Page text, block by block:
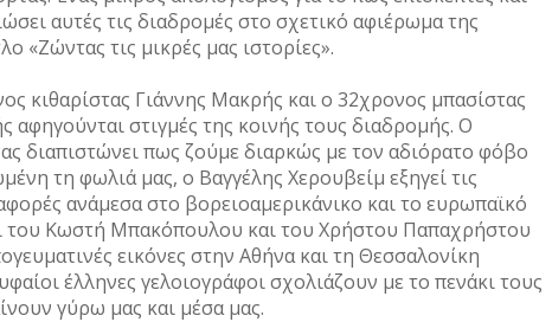
αυτές τις διαδρομές στο σχετικό αφιέρωμα της
«Ζώντας τις μικρές μας ιστορίες».
κιθαρίστας Γιάννης Μακρής και ο 32χρονος μπασίστας
αφηγούνται στιγμές της κοινής τους διαδρομής. Ο
διαπιστώνει πως ζούμε διαρκώς με τον αδιόρατο φόβο
τη φωλιά μας, ο Βαγγέλης Χερουβείμ εξηγεί τις
ανάμεσα στο βορειοαμερικάνικο και το ευρωπαϊκό
του Κωστή Μπακόπουλου και του Χρήστου Παπαχρήστου
εικόνες στην Αθήνα και τη Θεσσαλονίκη
έλληνες γελοιογράφοι σχολιάζουν με το πενάκι τους
γύρω μας και μέσα μας.